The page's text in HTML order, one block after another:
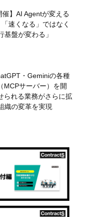
催】AI Agentが変える
速くなる」ではなく
基盤が変わる」
・Geminiの各種
MCPサーバー）を開
られる業務がさらに拡
織の変革を実現